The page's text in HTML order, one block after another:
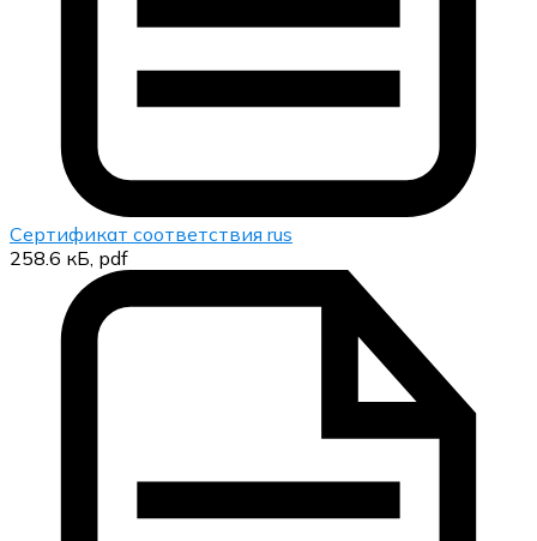
Сертификат соответствия rus
258.6 кБ, pdf